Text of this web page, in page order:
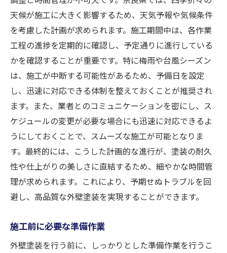
天候が施工に大きく影響するため、天気予報や気候条件
を考慮した計画が求められます。施工期間中は、各作業
工程の進捗を定期的に確認し、予定通りに進行している
かを確認することが重要です。特に梅雨や台風シーズン
は、施工が中断する可能性があるため、予備日を設定
し、迅速に対応できる体制を整えておくことが推奨され
ます。また、業者とのコミュニケーションを密にし、ス
ケジュールの変更が必要な場合にも迅速に対応できるよ
うにしておくことで、スムーズな施工が可能となりま
す。最終的には、こうした計画的な進行が、塗装の耐久
性や仕上がりの美しさに直結するため、細やかな時間管
理が求められます。これにより、予期せぬトラブルを回
避し、高品質な外壁塗装を実現することができます。
施工前に必要な準備作業
外壁塗装を行う前に、しっかりとした準備作業を行うこ